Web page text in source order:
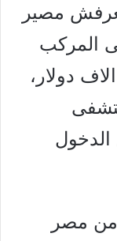
مصير
المركب
وخدوا من كل واحد حوالي 3 الاف دولار،
من مصر